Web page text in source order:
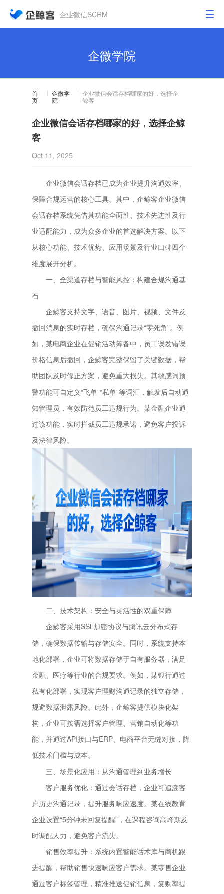
企业微信SCRM
企微学院
首
页
企微学
院
企业微信会话存档哪家的好，选择企
鲸客
企业微信会话存档哪家的好，选择企鲸
客
Oct 11, 2025
企业微信会话存档已成为企业提升沟通效率、
保障合规运营的核心工具。其中，企鲸客企业微信
会话存档系统凭借其功能全面性、技术先进性及行
业适配能力，成为众多企业的首选解决方案。以下
从核心功能、技术优势、应用场景及行业口碑四个
维度展开分析。
一、全渠道存档与智能风控：构建合规沟通基
石
企鲸客支持文字、语音、图片、视频、文件及
撤回消息的实时存档，确保沟通记录“零死角”。例
如，某电商企业在促销活动筹备中，员工误发错误
价格信息后撤回，企鲸客完整保留了关键数据，帮
助团队及时修正方案，避免重大损失。其敏感词预
警功能可自定义“飞单”“私单”等词汇，触发后自动通
知管理员，有效防范员工违规行为。某金融企业通
过该功能，实时拦截员工违规承诺，避免客户投诉
及法律风险。
二、技术架构：安全与灵活性的双重保障
企鲸客采用SSL加密协议与腾讯云分布式存
储，确保数据传输与存储安全。同时，系统支持本
地化部署，企业可将数据存储于自有服务器，满足
金融、医疗等行业的合规要求。例如，某银行通过
私有化部署，实现客户理财沟通记录的独立存储，
规避数据泄露风险。此外，企鲸客提供模块化架
构，企业可按需选择客户管理、营销自动化等功
能，并通过API接口与ERP、电商平台无缝对接，降
低技术门槛与成本。
三、场景化应用：从沟通管理到业务增长
客户服务优化：通过会话存档，企业可追溯客
户历史沟通记录，提升服务响应速度。某在线教育
企业设置“5分钟未回复提醒”，在课程咨询高峰期及
时调配人力，避免客户流失。
销售效率提升：系统内置智能话术库与商机跟
进提醒，帮助销售快速响应客户需求。某零售企业
通过客户标签管理，精准推送促销信息，复购率提